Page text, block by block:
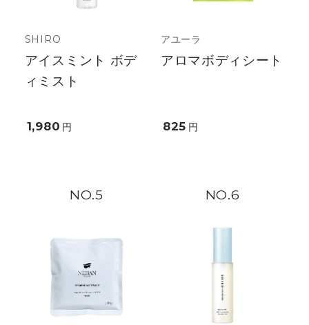
SHIRO
アイスミント ボデ
ィミスト
1,980 円
アユーラ
アロマボディシート
825 円
5 6